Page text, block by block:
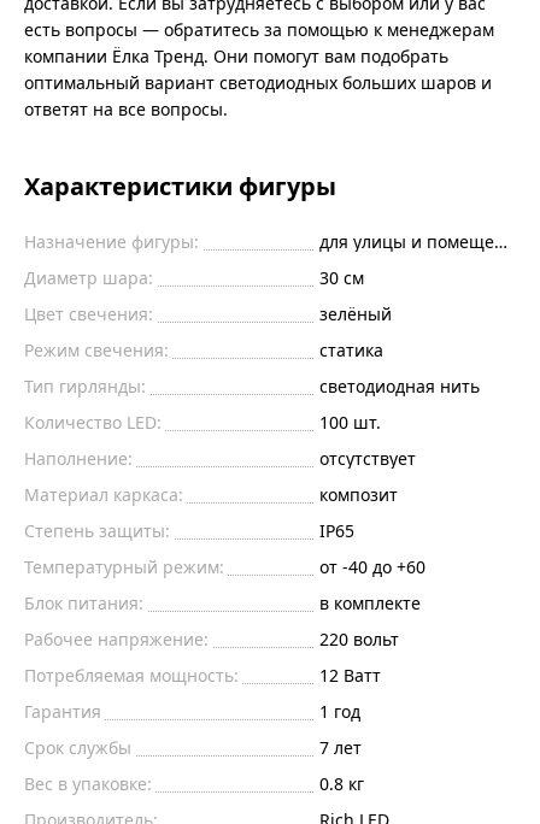
есть вопросы — обратитесь за помощью к менеджерам
компании Ёлка Тренд. Они помогут вам подобрать
оптимальный вариант светодиодных больших шаров и
ответят на все вопросы.
Характеристики фигуры
Назначение фигуры:
для улицы и помещений
Диаметр шара:
30 см
Цвет свечения:
зелёный
Режим свечения:
статика
Тип гирлянды:
светодиодная нить
Количество LED:
100 шт.
Наполнение:
отсутствует
Материал каркаса:
композит
Степень защиты:
IP65
Температурный режим:
от -40 до +60
Блок питания:
в комплекте
Рабочее напряжение:
220 вольт
Потребляемая мощность:
12 Ватт
Гарантия
1 год
Срок службы
7 лет
Вес в упаковке:
0.8 кг